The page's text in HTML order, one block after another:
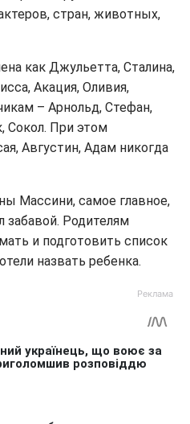
стран, животных,
как Джульетта, Сталина,
Акация, Оливия,
– Арнольд, Стефан,
Сокол. При этом
Августин, Адам никогда
Массини, самое главное,
Родителям
и подготовить список
назвать ребенка.